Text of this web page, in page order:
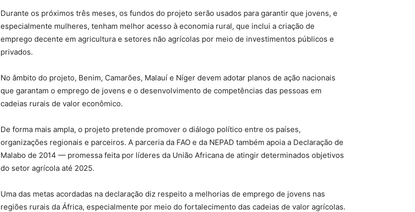
Durante os próximos três meses, os fundos do projeto serão usados para garantir que jovens, e
especialmente mulheres, tenham melhor acesso à economia rural, que inclui a criação de
emprego decente em agricultura e setores não agrícolas por meio de investimentos públicos e
privados.
No âmbito do projeto, Benim, Camarões, Malauí e Níger devem adotar planos de ação nacionais
que garantam o emprego de jovens e o desenvolvimento de competências das pessoas em
cadeias rurais de valor econômico.
De forma mais ampla, o projeto pretende promover o diálogo político entre os países,
organizações regionais e parceiros. A parceria da FAO e da NEPAD também apoia a Declaração de
Malabo de 2014 — promessa feita por líderes da União Africana de atingir determinados objetivos
do setor agrícola até 2025.
Uma das metas acordadas na declaração diz respeito a melhorias de emprego de jovens nas
regiões rurais da África, especialmente por meio do fortalecimento das cadeias de valor agrícolas.